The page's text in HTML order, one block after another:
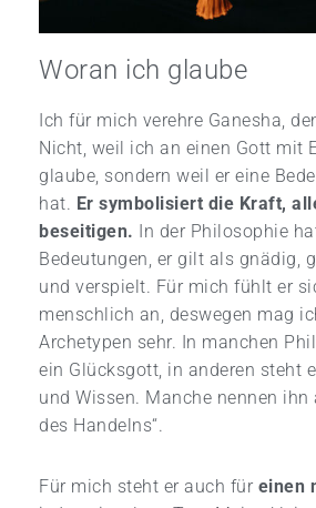
Woran ich glaube
Ich für mich verehre Ganesha,
Nicht, weil ich an einen Gott mit
glaube, sondern weil er eine
hat. Er symbolisiert die Kraft,
beseitigen. In der Philosophie
Bedeutungen, er gilt als gnädig,
und verspielt. Für mich fühlt er
menschlich an, deswegen mag
Archetypen sehr. In manchen
ein Glücksgott, in anderen steht
und Wissen. Manche nennen ihn
des Handelns“.
Für mich steht er auch für einen